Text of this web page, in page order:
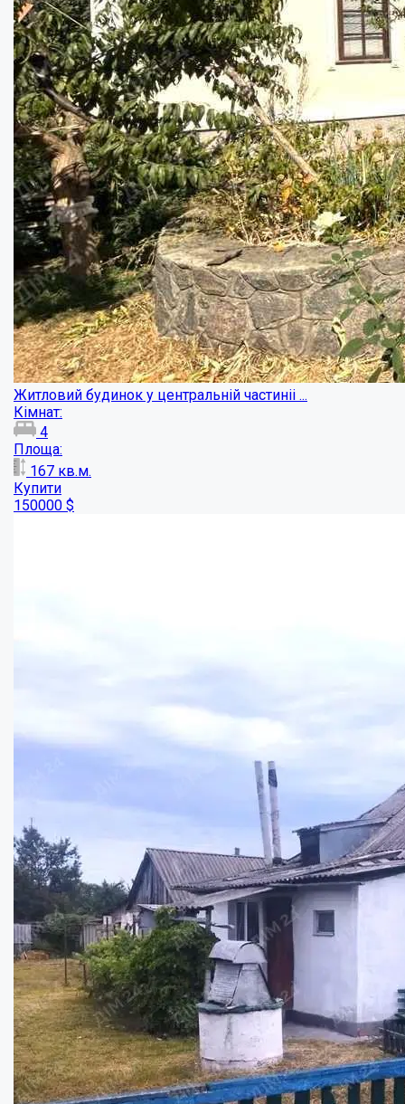
Будинок у м. Решетилівка, Полтавський ра...
Кімнат:
3
Площа:
47кв.м.
Купити
25000 $